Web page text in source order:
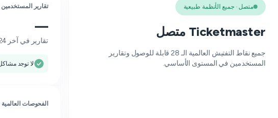
متصل · جميع الأنظمة طبيعية
Ticketmaster متصل
جميع نقاط التفتيش العالمية الـ 28 قابلة للوصول وتقارير
المستخدمين في المستوى الأساسي.
تقارير المستخدمين · آخر
—
تقارير في آخر 24 ساعة
لا توجد مشاكل
الفحوصات العالمية